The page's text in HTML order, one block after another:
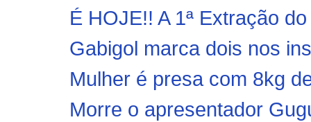
É HOJE!! A 1ª Extração
Gabigol marca dois nos
Mulher é presa com 8kg
Morre o apresentador